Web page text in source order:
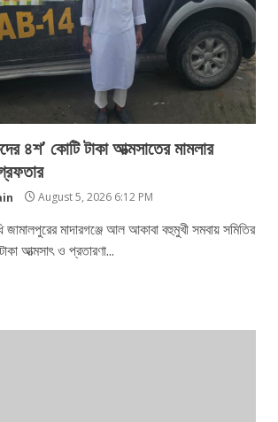
৪শ’ কোটি টাকা আত্মসাতের মামলার
August 5, 2026 6:12 PM
মাদারগঞ্জে আল আকাবা বহুমুখী সমবায় সমিতির
আত্মসাৎ ও প্রতারণা...